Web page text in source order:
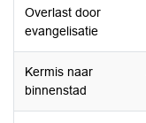
Overlast door
evangelisatie
Kermis naar
binnenstad